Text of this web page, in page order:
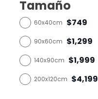
Tamaño
60x40cm $749
90x60cm $1,299
140x90cm $1,999
200x120cm $4,199